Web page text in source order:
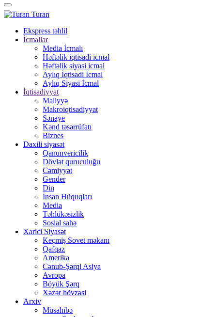
Turan
Ekspress təhlil
İcmallar
Media İcmalı
Həftəlik iqtisadi icmal
Həftəlik siyasi icmal
Aylıq İqtisadi İcmal
Aylıq Siyasi İcmal
İqtisadiyyat
Maliyyə
Makroiqtisadiyyat
Sənaye
Kənd təsərrüfatı
Biznes
Daxili siyasət
Qanunvericilik
Dövlət quruculuğu
Cəmiyyət
Gender
Din
İnsan Hüquqları
Media
Təhlükəsizlik
Sosial sahə
Xarici Siyasət
Keçmiş Sovet məkanı
Qafqaz
Amerika
Cənub-Şərqi Asiya
Avropa
Böyük Şərq
Xəzər hövzəsi
Arxiv
Müsahibə